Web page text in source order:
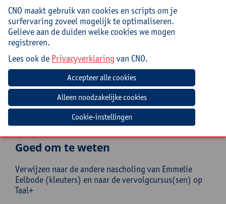
Doelgroep
(Zorg)leerkrachten, logopedisten, ondersteuners… uit
de 1ste graad van het (buitengewoon) lager onderwijs
die betrokken zijn bij de taalontwikkeling van
kinderen en/of kinderen met een taalachterstand of -
problemen.
Mee te brengen door cursist
Een laptop en twee spellen met een eenvoudig
spelconcept
Goed om te weten
Verwijzen naar de andere nascholing van Emmelie
Eelbode (kleuters) en naar de vervolgcursus(sen) op
Taal+
CNO maakt gebruik van cookies en scripts om je
surfervaring zoveel mogelijk te optimaliseren.
Gelieve aan de duiden welke cookies we mogen
registreren.
Lees ook de Privacyverklaring van CNO.
Cookie-instellingen